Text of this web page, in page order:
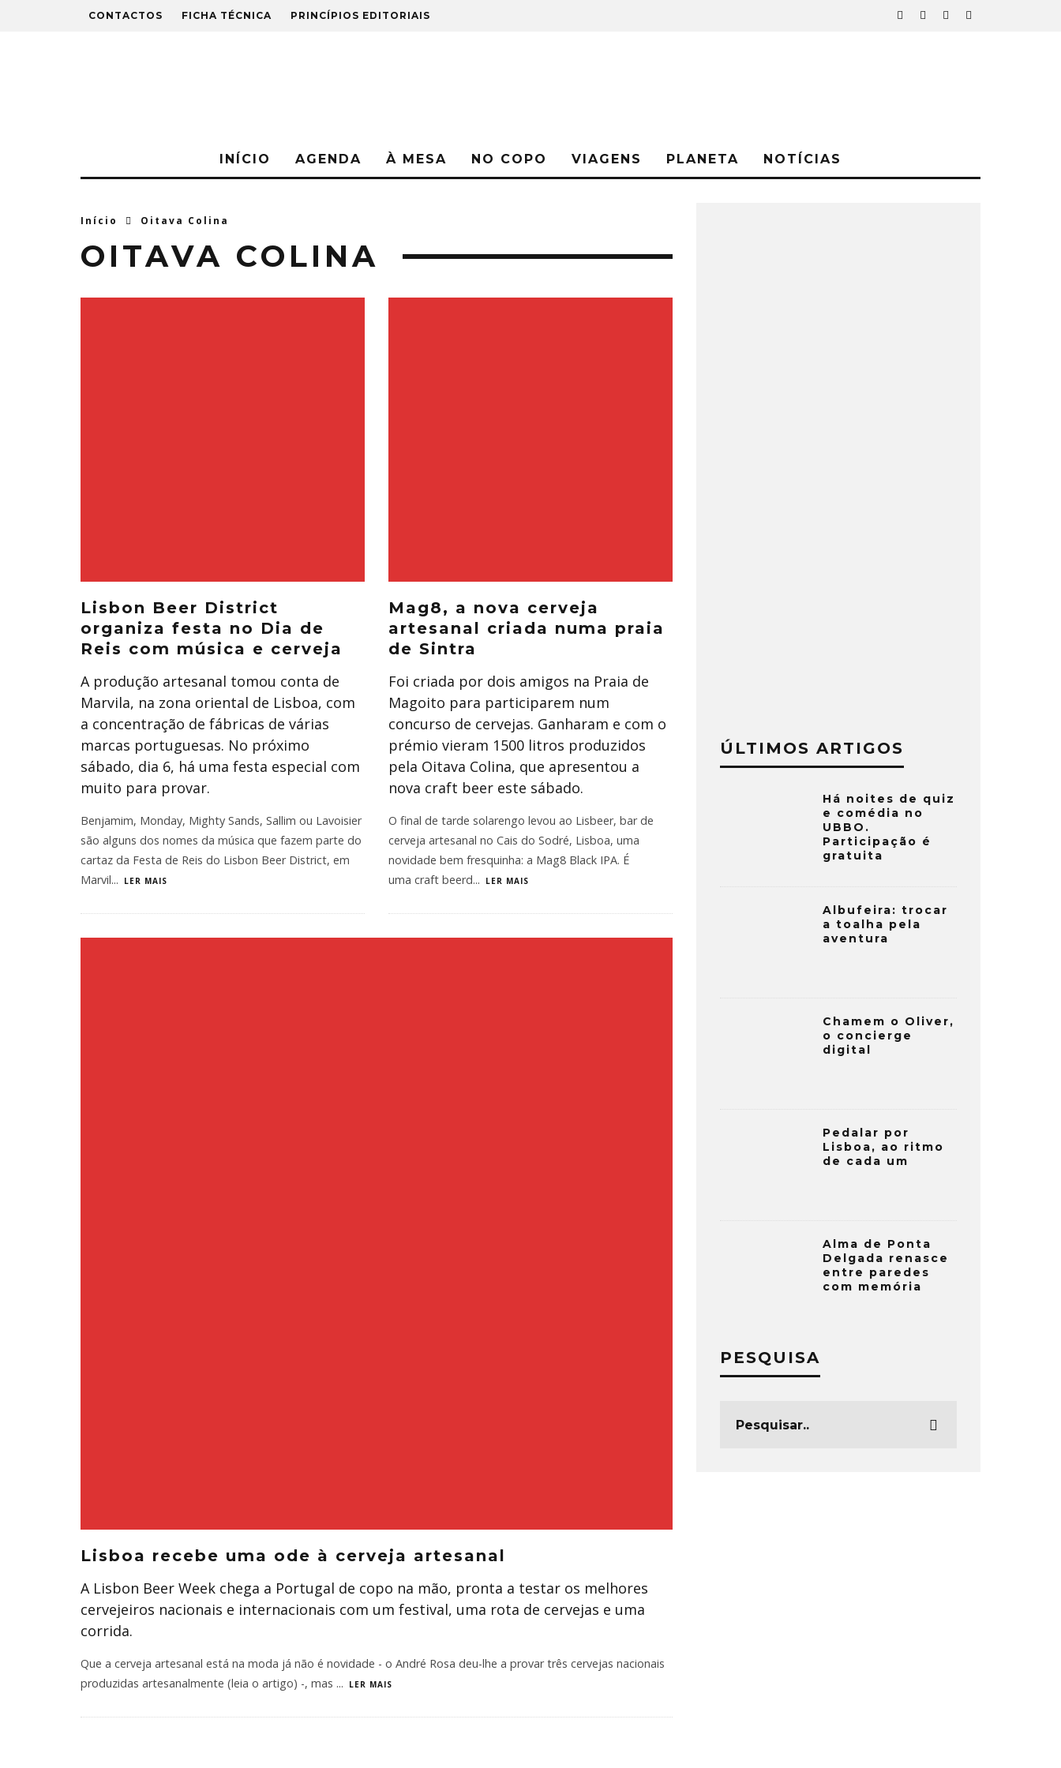
CONTACTOS FICHA TÉCNICA PRINCÍPIOS EDITORIAIS
INÍCIO AGENDA À MESA NO COPO VIAGENS PLANETA NOTÍCIAS
Início Oitava Colina
OITAVA COLINA
Lisbon Beer District
organiza festa no Dia de
Reis com música e cerveja
A produção artesanal tomou conta de
Marvila, na zona oriental de Lisboa, com
a concentração de fábricas de várias
marcas portuguesas. No próximo
sábado, dia 6, há uma festa especial com
muito para provar.
Benjamim, Monday, Mighty Sands, Sallim ou Lavoisier
são alguns dos nomes da música que fazem parte do
cartaz da Festa de Reis do Lisbon Beer District, em
Marvil... LER MAIS
Mag8, a nova cerveja
artesanal criada numa praia
de Sintra
Foi criada por dois amigos na Praia de
Magoito para participarem num
concurso de cervejas. Ganharam e com o
prémio vieram 1500 litros produzidos
pela Oitava Colina, que apresentou a
nova craft beer este sábado.
O final de tarde solarengo levou ao Lisbeer, bar de
cerveja artesanal no Cais do Sodré, Lisboa, uma
novidade bem fresquinha: a Mag8 Black IPA. É
uma craft beerd... LER MAIS
Lisboa recebe uma ode à cerveja artesanal
A Lisbon Beer Week chega a Portugal de copo na mão, pronta a testar os melhores
cervejeiros nacionais e internacionais com um festival, uma rota de cervejas e uma
corrida.
Que a cerveja artesanal está na moda já não é novidade - o André Rosa deu-lhe a provar três cervejas nacionais
produzidas artesanalmente (leia o artigo) -, mas ... LER MAIS
ÚLTIMOS ARTIGOS
Há noites de quiz
e comédia no
UBBO.
Participação é
gratuita
Albufeira: trocar
a toalha pela
aventura
Chamem o Oliver,
o concierge
digital
Pedalar por
Lisboa, ao ritmo
de cada um
Alma de Ponta
Delgada renasce
entre paredes
com memória
PESQUISA